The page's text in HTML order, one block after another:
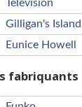
Television
Gilligan's Island
Eunice Howell
fabriquants